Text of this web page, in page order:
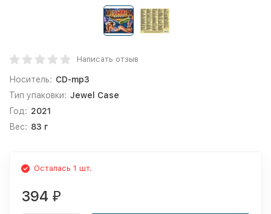
Написать отзыв
Носитель: CD-mp3
Тип упаковки: Jewel Case
Год: 2021
Вес: 83 г
Осталась 1 шт.
394 ₽